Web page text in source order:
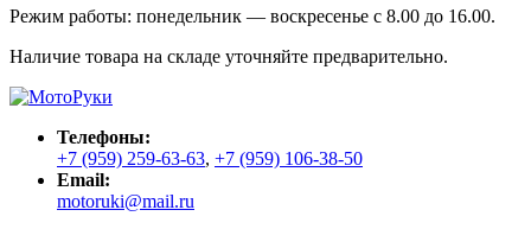
Режим работы: понедельник — воскресенье с 8.00 до 16.00.
Наличие товара на складе уточняйте предварительно.
Телефоны:
+7 (959) 259-63-63, +7 (959) 106-38-50
Email:
motoruki@mail.ru